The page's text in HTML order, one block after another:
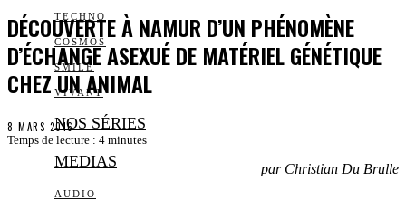
TECHNO
COSMOS
SMILE
VIVANT
NOS SÉRIES
MEDIAS
AUDIO
DÉCOUVERTE À NAMUR D’UN PHÉNOMÈNE
D’ÉCHANGE ASEXUÉ DE MATÉRIEL GÉNÉTIQUE
CHEZ UN ANIMAL
8 MARS 2016
Temps de lecture : 4 minutes
par Christian Du Brulle